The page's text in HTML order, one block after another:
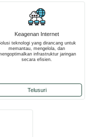
Keagenan Internet
teknologi yang dirancang untuk
memantau, mengelola, dan
infrastruktur jaringan
secara efisien.
Telusuri